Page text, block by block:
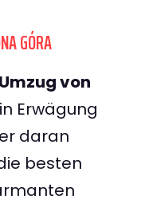
GÓRA
Umzug von
in Erwägung
daran
besten